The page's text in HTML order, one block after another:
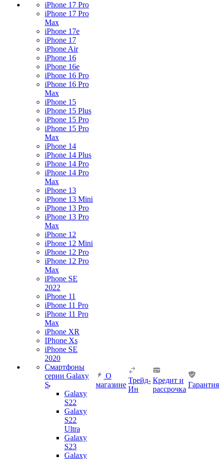
iPhone 17 Pro
iPhone 17 Pro
Max
iPhone 17e
iPhone 17
iPhone Air
iPhone 16
iPhone 16e
iPhone 16 Pro
iPhone 16 Pro
Max
iPhone 15
iPhone 15 Plus
iPhone 15 Pro
iPhone 15 Pro
Max
iPhone 14
iPhone 14 Plus
iPhone 14 Pro
iPhone 14 Pro
Max
iPhone 13
iPhone 13 Mini
iPhone 13 Pro
iPhone 13 Pro
Max
iPhone 12
iPhone 12 Mini
iPhone 12 Pro
iPhone 12 Pro
Max
iPhone SE
2022
iPhone 11
iPhone 11 Pro
iPhone 11 Pro
Max
iPhone XR
IPhone Xs
iPhone SE
2020
Смартфоны
серии Galaxy
S
Galaxy
S22
Galaxy
S22
Ultra
Galaxy
S23
Galaxy
О
магазине
Трейд-
Ин
Кредит и
рассрочка
Гарантия